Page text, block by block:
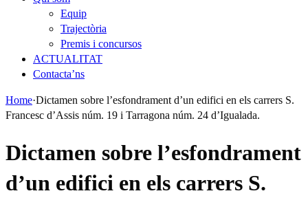
Equip
Trajectòria
Premis i concursos
ACTUALITAT
Contacta’ns
Home·Dictamen sobre l’esfondrament d’un edifici en els carrers S.
Francesc d’Assis núm. 19 i Tarragona núm. 24 d’Igualada.
Dictamen sobre l’esfondrament
d’un edifici en els carrers S.